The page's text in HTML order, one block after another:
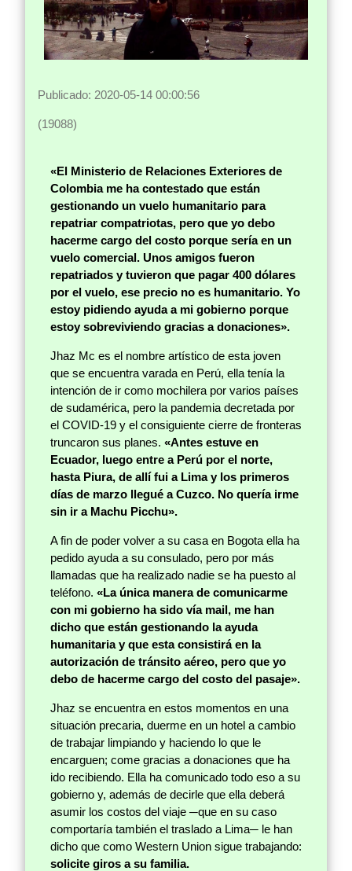
Publicado: 2020-05-14 00:00:56
(19088)
«El Ministerio de Relaciones Exteriores de
Colombia me ha contestado que están
gestionando un vuelo humanitario para
repatriar compatriotas, pero que yo debo
hacerme cargo del costo porque sería en un
vuelo comercial. Unos amigos fueron
repatriados y tuvieron que pagar 400 dólares
por el vuelo, ese precio no es humanitario. Yo
estoy pidiendo ayuda a mi gobierno porque
estoy sobreviviendo gracias a donaciones».
Jhaz Mc es el nombre artístico de esta joven
que se encuentra varada en Perú, ella tenía la
intención de ir como mochilera por varios países
de sudamérica, pero la pandemia decretada por
el COVID-19 y el consiguiente cierre de fronteras
truncaron sus planes. «Antes estuve en
Ecuador, luego entre a Perú por el norte,
hasta Piura, de allí fui a Lima y los primeros
días de marzo llegué a Cuzco. No quería irme
sin ir a Machu Picchu».
A fin de poder volver a su casa en Bogota ella ha
pedido ayuda a su consulado, pero por más
llamadas que ha realizado nadie se ha puesto al
teléfono. «La única manera de comunicarme
con mi gobierno ha sido vía mail, me han
dicho que están gestionando la ayuda
humanitaria y que esta consistirá en la
autorización de tránsito aéreo, pero que yo
debo de hacerme cargo del costo del pasaje».
Jhaz se encuentra en estos momentos en una
situación precaria, duerme en un hotel a cambio
de trabajar limpiando y haciendo lo que le
encarguen; come gracias a donaciones que ha
ido recibiendo. Ella ha comunicado todo eso a su
gobierno y, además de decirle que ella deberá
asumir los costos del viaje ─que en su caso
comportaría también el traslado a Lima─ le han
dicho que como Western Union sigue trabajando:
solicite giros a su familia.